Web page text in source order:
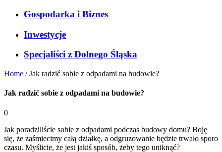
Gospodarka i Biznes
Inwestycje
Specjaliści z Dolnego Śląska
Home /Jak radzić sobie z odpadami na budowie?
Jak radzić sobie z odpadami na budowie?
0
Jak poradziliście sobie z odpadami podczas budowy domu? Boję
się, że zaśmiecimy całą działkę, a odgruzowanie będzie trwało sporo
czasu. Myślicie, że jest jakiś sposób, żeby tego uniknąć?